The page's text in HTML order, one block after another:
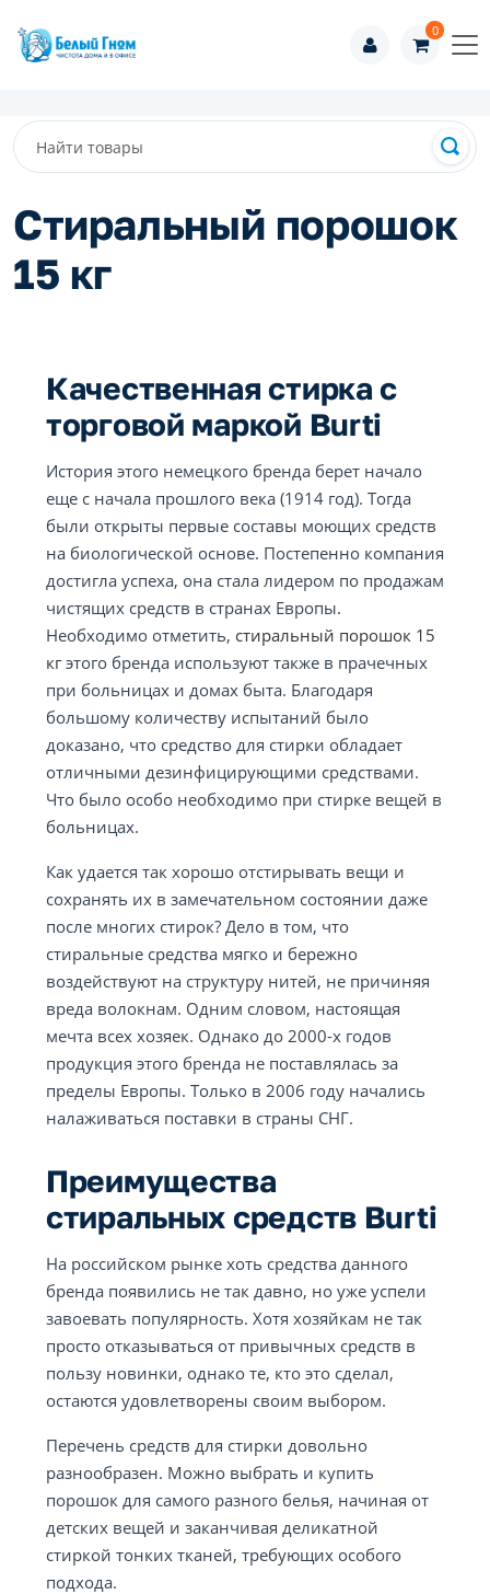
0
Стиральный порошок
15 кг
Качественная стирка с
торговой маркой Burti
История этого немецкого бренда берет начало
еще с начала прошлого века (1914 год). Тогда
были открыты первые составы моющих средств
на биологической основе. Постепенно компания
достигла успеха, она стала лидером по продажам
чистящих средств в странах Европы.
Необходимо отметить, стиральный порошок 15
кгэтого бренда используют также в прачечных
при больницах и домах быта. Благодаря
большому количеству испытаний было
доказано, что средство для стирки обладает
отличными дезинфицирующими средствами.
Что было особо необходимо при стирке вещей в
больницах.
Как удается так хорошо отстирывать вещи и
сохранять их в замечательном состоянии даже
после многих стирок? Дело в том, что
стиральные средства мягко и бережно
воздействуют на структуру нитей, не причиняя
вреда волокнам. Одним словом, настоящая
мечта всех хозяек. Однако до 2000-х годов
продукция этого бренда не поставлялась за
пределы Европы. Только в 2006 году начались
налаживаться поставки в страны СНГ.
Преимущества
стиральных средств Burti
На российском рынке хоть средства данного
бренда появились не так давно, но уже успели
завоевать популярность. Хотя хозяйкам не так
просто отказываться от привычных средств в
пользу новинки, однако те, кто это сделал,
остаются удовлетворены своим выбором.
Перечень средств для стирки довольно
разнообразен. Можно выбрать и купить
порошок для самого разного белья, начиная от
детских вещей и заканчивая деликатной
стиркой тонких тканей, требующих особого
подхода.